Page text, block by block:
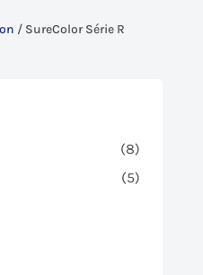
/ SureColor Série R
(8)
(5)